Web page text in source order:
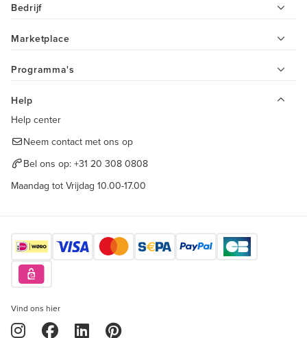
Bedrijf
Marketplace
Programma's
Help
Help center
Neem contact met ons op
Bel ons op: +31 20 308 0808
Maandag tot Vrijdag 10.00-17.00
Vind ons hier